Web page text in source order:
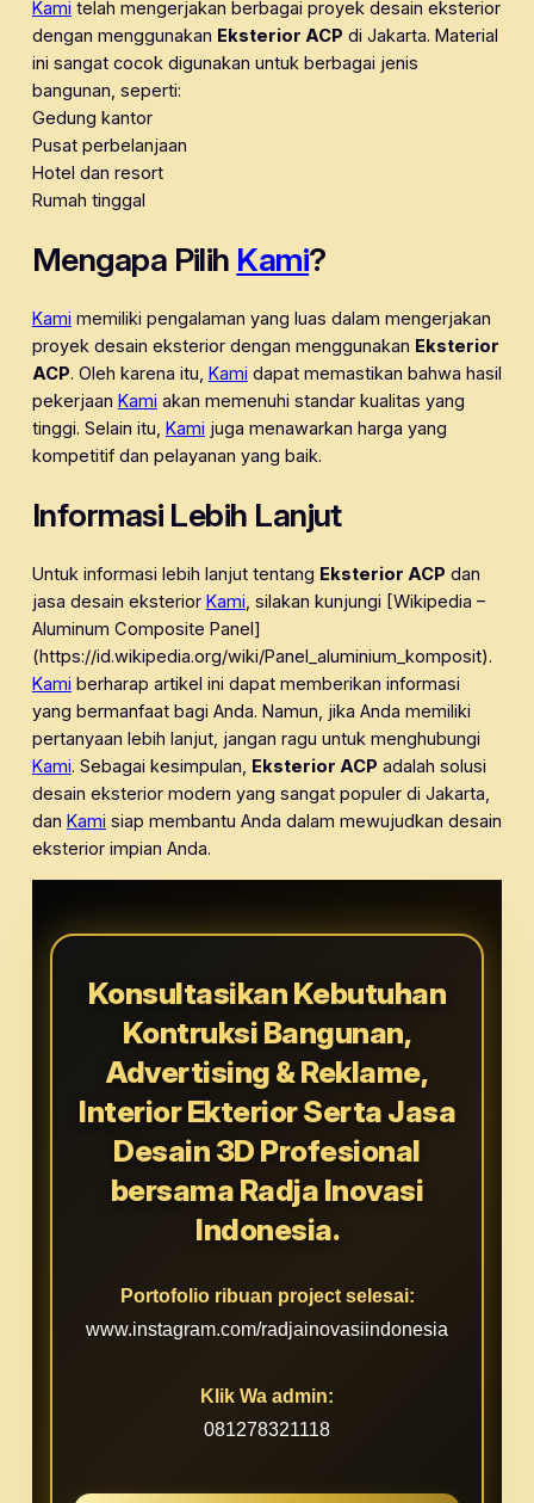
Kami telah mengerjakan berbagai proyek desain eksterior
dengan menggunakan Eksterior ACP di Jakarta. Material
ini sangat cocok digunakan untuk berbagai jenis
bangunan, seperti:
Gedung kantor
Pusat perbelanjaan
Hotel dan resort
Rumah tinggal
Mengapa Pilih Kami?
Kami memiliki pengalaman yang luas dalam mengerjakan
proyek desain eksterior dengan menggunakan Eksterior
ACP. Oleh karena itu, Kami dapat memastikan bahwa hasil
pekerjaan Kami akan memenuhi standar kualitas yang
tinggi. Selain itu, Kami juga menawarkan harga yang
kompetitif dan pelayanan yang baik.
Informasi Lebih Lanjut
Untuk informasi lebih lanjut tentang Eksterior ACP dan
jasa desain eksterior Kami, silakan kunjungi [Wikipedia –
Aluminum Composite Panel]
(https://id.wikipedia.org/wiki/Panel_aluminium_komposit).
Kami berharap artikel ini dapat memberikan informasi
yang bermanfaat bagi Anda. Namun, jika Anda memiliki
pertanyaan lebih lanjut, jangan ragu untuk menghubungi
Kami. Sebagai kesimpulan, Eksterior ACP adalah solusi
desain eksterior modern yang sangat populer di Jakarta,
dan Kami siap membantu Anda dalam mewujudkan desain
eksterior impian Anda.
Konsultasikan Kebutuhan
Kontruksi Bangunan,
Advertising & Reklame,
Interior Ekterior Serta Jasa
Desain 3D Profesional
bersama Radja Inovasi
Indonesia.
Portofolio ribuan project selesai:
www.instagram.com/radjainovasiindonesia
Klik Wa admin:
081278321118